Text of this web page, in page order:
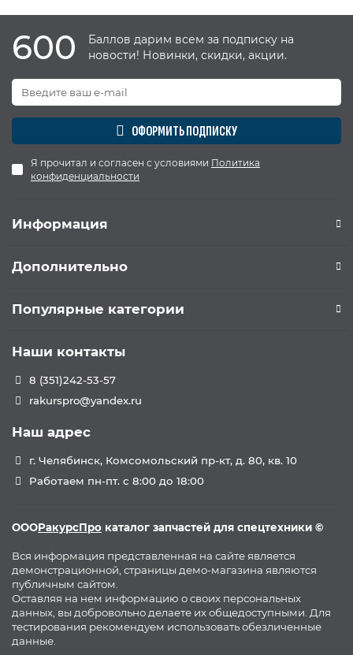
600
Баллов дарим всем за подписку на
новости! Новинки, скидки, акции.
ОФОРМИТЬ ПОДПИСКУ
Я прочитал и согласен с условиями Политика
конфиденциальности
Информация
Дополнительно
Популярные категории
Наши контакты
8 (351)242-53-57
rakurspro@yandex.ru
Наш адрес
г. Челябинск, Комсомольский пр-кт, д. 80, кв. 10
Работаем пн-пт. с 8:00 до 18:00
ОООРакурсПро каталог запчастей для спецтехники ©
Вся информация представленная на сайте является
демонстрационной, страницы демо-магазина являются
публичным сайтом.
Оставляя на нем информацию о своих персональных
данных, вы добровольно делаете их общедоступными. Для
тестирования рекомендуем использовать обезличенные
данные.